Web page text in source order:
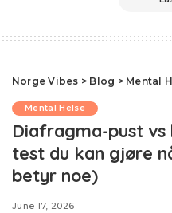
Norge Vibes > Blog > Mental
Mental Helse
Diafragma-pust
test du kan gjøre
betyr noe)
June 17, 2026